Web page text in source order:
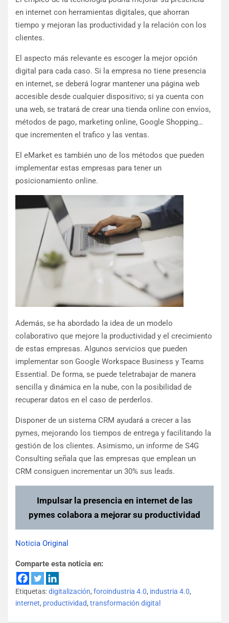
en internet con herramientas digitales, que ahorran
tiempo y mejoran las productividad y la relación con los
clientes.
El aspecto más relevante es escoger la mejor opción
digital para cada caso. Si la empresa no tiene presencia
en internet, se deberá lograr mantener una página web
accesible desde cualquier dispositivo; si ya cuenta con
una web, se tratará de crear una tienda online con envíos,
métodos de pago, marketing online, Google Shopping…
que incrementen el trafico y las ventas.
El eMarket es también uno de los métodos que pueden
implementar estas empresas para tener un
posicionamiento online.
Además, se ha abordado la idea de un modelo
colaborativo que mejore la productividad y el crecimiento
de estas empresas. Algunos servicios que pueden
implementar son Google Workspace Business y Teams
Essential. De forma, se puede teletrabajar de manera
sencilla y dinámica en la nube, con la posibilidad de
recuperar datos en el caso de perderlos.
Disponer de un sistema CRM ayudará a crecer a las
pymes, mejorando los tiempos de entrega y facilitando la
gestión de los clientes. Asimismo, un informe de S4G
Consulting señala que las empresas que emplean un
CRM consiguen incrementar un 30% sus leads.
Impulsar la presencia en internet de las
pymes colabora a mejorar su productividad
Noticia Original
Comparte esta noticia en:
Etiquetas:digitalización, foroindustria 4.0, industria 4.0,
internet, productividad, transformación digital